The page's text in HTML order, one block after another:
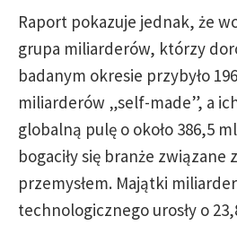
Raport pokazuje jednak, że
grupa miliarderów, którzy
badanym okresie przybyło
miliarderów „self-made”, a
globalną pulę o około 386,5
bogaciły się branże związane
przemysłem. Majątki
technologicznego urosły o